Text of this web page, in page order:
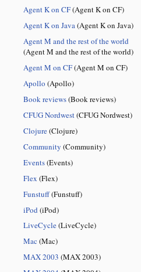
Agent K on CF(Agent K on CF)
Agent K on Java(Agent K on Java)
Agent M and the rest of the world
(Agent M and the rest of the world)
Agent M on CF(Agent M on CF)
Apollo (Apollo)
Book reviews(Book reviews)
CFUG Nordwest(CFUG Nordwest)
Clojure(Clojure)
Community (Community)
Events(Events)
Flex (Flex)
Funstuff(Funstuff)
iPod (iPod)
LiveCycle(LiveCycle)
Mac (Mac)
MAX 2003 (MAX 2003)